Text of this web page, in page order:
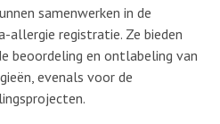
samenwerken in de
registratie. Ze bieden
beoordeling en ontlabeling van
evenals voor de